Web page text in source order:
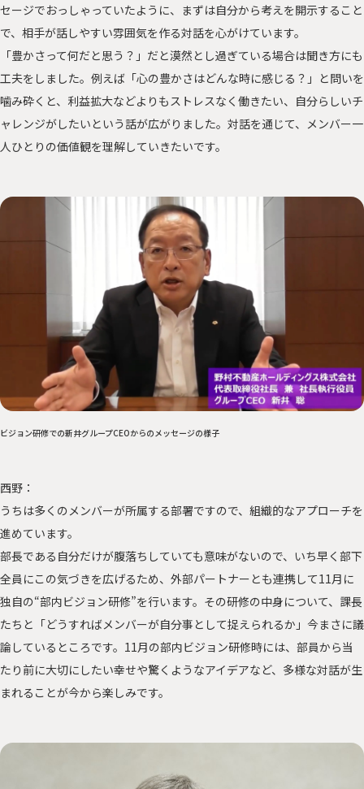
セージでおっしゃっていたように、まずは自分から考えを開示すること
で、相手が話しやすい雰囲気を作る対話を心がけています。
「豊かさって何だと思う？」だと漠然とし過ぎている場合は聞き方にも
工夫をしました。例えば「心の豊かさはどんな時に感じる？」と問いを
噛み砕くと、利益拡大などよりもストレスなく働きたい、自分らしいチ
ャレンジがしたいという話が広がりました。対話を通じて、メンバー一
人ひとりの価値観を理解していきたいです。
ビジョン研修での新井グループCEOからのメッセージの様子
西野：
うちは多くのメンバーが所属する部署ですので、組織的なアプローチを
進めています。
部長である自分だけが腹落ちしていても意味がないので、いち早く部下
全員にこの気づきを広げるため、外部パートナーとも連携して11月に
独自の“部内ビジョン研修”を行います。その研修の中身について、課長
たちと「どうすればメンバーが自分事として捉えられるか」今まさに議
論しているところです。11月の部内ビジョン研修時には、部員から当
たり前に大切にしたい幸せや驚くようなアイデアなど、多様な対話が生
まれることが今から楽しみです。